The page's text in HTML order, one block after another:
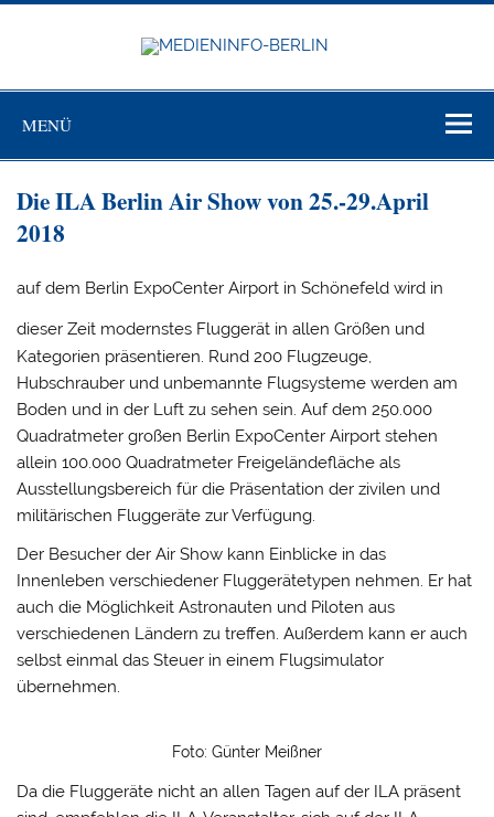
Zum
MENÜ
Die ILA Berlin Air Show von 25.-29.April
2018
auf dem Berlin ExpoCenter Airport in Schönefeld wird in
dieser Zeit modernstes Fluggerät in allen Größen und
Kategorien präsentieren. Rund 200 Flugzeuge,
Hubschrauber und unbemannte Flugsysteme werden am
Boden und in der Luft zu sehen sein. Auf dem 250.000
Quadratmeter großen Berlin ExpoCenter Airport stehen
allein 100.000 Quadratmeter Freigeländefläche als
Ausstellungsbereich für die Präsentation der zivilen und
militärischen Fluggeräte zur Verfügung.
Der Besucher der Air Show kann Einblicke in das
Innenleben verschiedener Fluggerätetypen nehmen. Er hat
auch die Möglichkeit Astronauten und Piloten aus
verschiedenen Ländern zu treffen. Außerdem kann er auch
selbst einmal das Steuer in einem Flugsimulator
übernehmen.
Foto: Günter Meißner
Da die Fluggeräte nicht an allen Tagen auf der ILA präsent